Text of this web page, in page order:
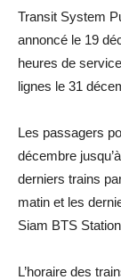
Transit System
annoncé le 19
heures de
lignes le 31
Les passagers
décembre
derniers trains
matin et les
Siam BTS
L’horaire des